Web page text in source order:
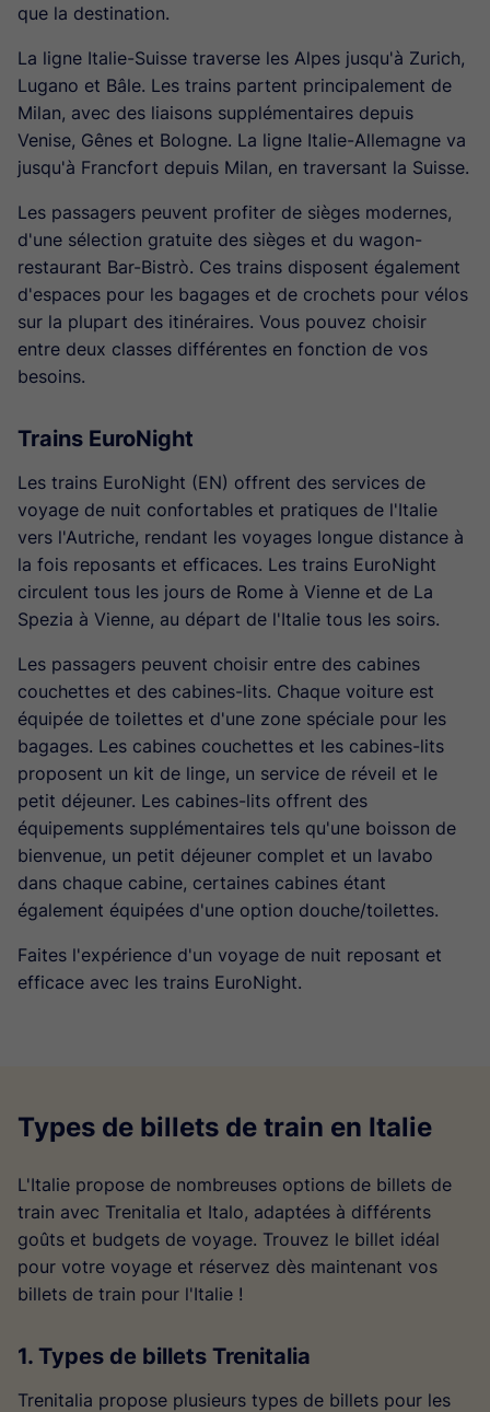
que la destination.
La ligne Italie-Suisse traverse les Alpes jusqu'à Zurich,
Lugano et Bâle. Les trains partent principalement de
Milan, avec des liaisons supplémentaires depuis
Venise, Gênes et Bologne. La ligne Italie-Allemagne va
jusqu'à Francfort depuis Milan, en traversant la Suisse.
Les passagers peuvent profiter de sièges modernes,
d'une sélection gratuite des sièges et du wagon-
restaurant Bar-Bistrò. Ces trains disposent également
d'espaces pour les bagages et de crochets pour vélos
sur la plupart des itinéraires. Vous pouvez choisir
entre deux classes différentes en fonction de vos
besoins.
Trains EuroNight
Les trains EuroNight (EN) offrent des services de
voyage de nuit confortables et pratiques de l'Italie
vers l'Autriche, rendant les voyages longue distance à
la fois reposants et efficaces. Les trains EuroNight
circulent tous les jours de Rome à Vienne et de La
Spezia à Vienne, au départ de l'Italie tous les soirs.
Les passagers peuvent choisir entre des cabines
couchettes et des cabines-lits. Chaque voiture est
équipée de toilettes et d'une zone spéciale pour les
bagages. Les cabines couchettes et les cabines-lits
proposent un kit de linge, un service de réveil et le
petit déjeuner. Les cabines-lits offrent des
équipements supplémentaires tels qu'une boisson de
bienvenue, un petit déjeuner complet et un lavabo
dans chaque cabine, certaines cabines étant
également équipées d'une option douche/toilettes.
Faites l'expérience d'un voyage de nuit reposant et
efficace avec les trains EuroNight.
Types de billets de train en Italie
L'Italie propose de nombreuses options de billets de
train avec Trenitalia et Italo, adaptées à différents
goûts et budgets de voyage. Trouvez le billet idéal
pour votre voyage et réservez dès maintenant vos
billets de train pour l'Italie !
1. Types de billets Trenitalia
Trenitalia propose plusieurs types de billets pour les